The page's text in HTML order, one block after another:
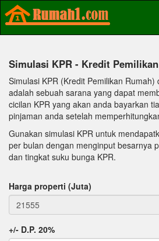
Simulasi KPR - Kredit
Simulasi KPR (Kredit Pemilikan Rumah)
adalah sebuah sarana yang dapat
cicilan KPR yang akan anda bayarkan
pinjaman anda setelah
Gunakan simulasi KPR untuk
per bulan dengan menginput besarnya
dan tingkat suku bunga KPR.
Harga properti (Juta)
+/- D.P. 20%